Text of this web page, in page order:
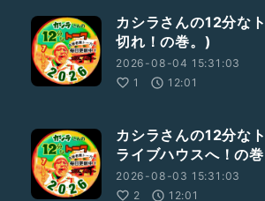
カシラさんの12分な
切れ！の巻。)
2026-08-04 15:31:03
1
12:01
カシラさんの12分な
ライブハウスへ！の
2026-08-03 15:31:03
2
12:01